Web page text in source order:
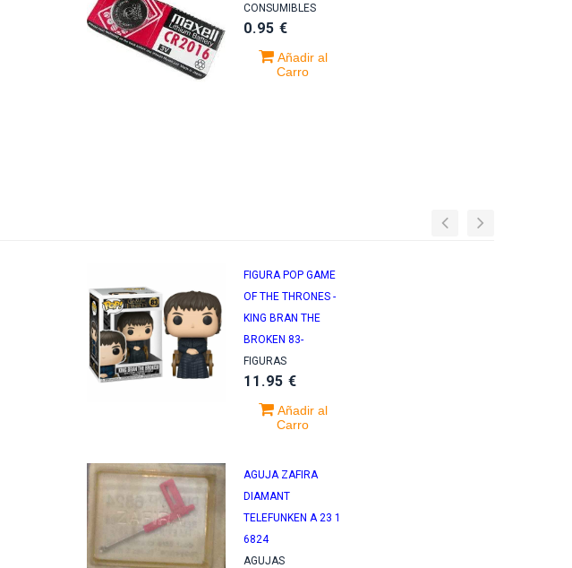
CONSUMIBLES
0.95 €
Añadir al
Carro
FIGURA POP GAME
OF THE THRONES -
KING BRAN THE
BROKEN 83-
FIGURAS
11.95 €
Añadir al
Carro
AGUJA ZAFIRA
DIAMANT
TELEFUNKEN A 23 1
6824
AGUJAS